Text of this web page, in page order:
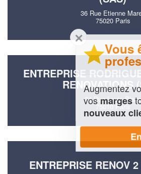
36 Rue Etienne
75020 Paris
ENTREPRISE
RENOVATIONS
24 Rue Louis Blanc
75010 Paris
ENTREPRISE RENOV
✕
Vous
Augmentez votre
margestout
nouveaux clients!
En